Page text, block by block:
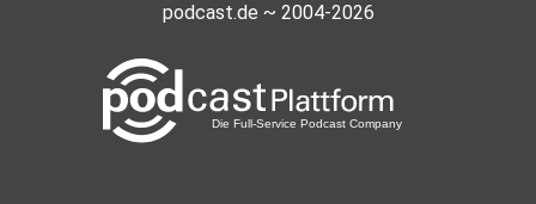
podcast.de ~ 2004-2026